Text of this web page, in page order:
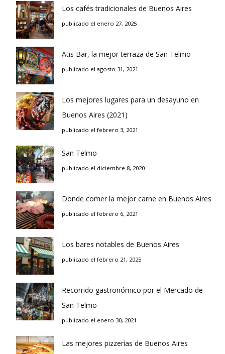
Los cafés tradicionales de Buenos Aires
publicado el enero 27, 2025
Atis Bar, la mejor terraza de San Telmo
publicado el agosto 31, 2021
Los mejores lugares para un desayuno en
Buenos Aires (2021)
publicado el febrero 3, 2021
San Telmo
publicado el diciembre 8, 2020
Donde comer la mejor carne en Buenos Aires
publicado el febrero 6, 2021
Los bares notables de Buenos Aires
publicado el febrero 21, 2025
Recorrido gastronómico por el Mercado de
San Telmo
publicado el enero 30, 2021
Las mejores pizzerías de Buenos Aires